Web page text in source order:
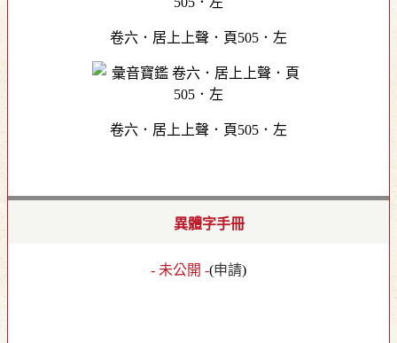
卷六．居上上聲．頁505．左
卷六．居上上聲．頁505．左
異體字手冊
- 未公開 -(申請)